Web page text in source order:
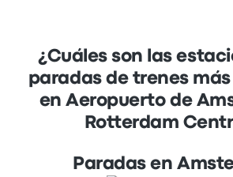
¿Cuáles son las
paradas de trenes
en Aeropuerto de
Rotterdam
Paradas en